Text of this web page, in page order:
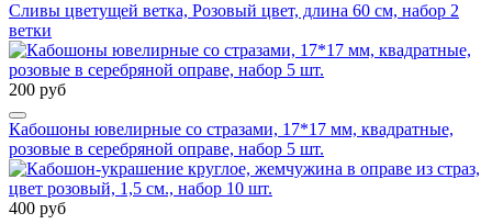
Сливы цветущей ветка, Розовый цвет, длина 60 см, набор 2
ветки
200 руб
Кабошоны ювелирные со стразами, 17*17 мм, квадратные,
розовые в серебряной оправе, набор 5 шт.
400 руб